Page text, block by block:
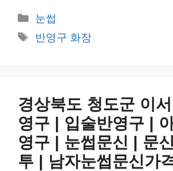
카
테
눈썹
태
반영구 화장
경상북도 청도군 이
영구 | 입술반영구 |
영구 | 눈썹문신 | 문
투 | 남자눈썹문신가